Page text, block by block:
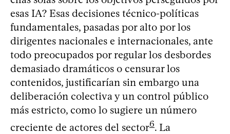
esas IA? Esas decisiones técnico-políticas
fundamentales, pasadas por alto por los
dirigentes nacionales e internacionales, ante
todo preocupados por regular los desbordes
demasiado dramáticos o censurar los
contenidos, justificarían sin embargo una
deliberación colectiva y un control público
más estricto, como lo sugiere un número
creciente de actores del sector6. La